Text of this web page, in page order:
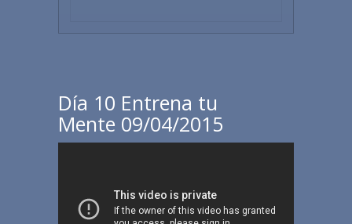
Día 10 Entrena tu
Mente 09/04/2015